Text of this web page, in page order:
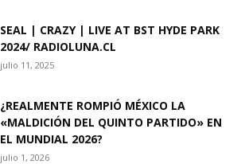
SEAL | CRAZY | LIVE AT BST HYDE PARK
2024/ RADIOLUNA.CL
julio 11, 2025
¿REALMENTE ROMPIÓ MÉXICO LA
«MALDICIÓN DEL QUINTO PARTIDO» EN
EL MUNDIAL 2026?
julio 1, 2026